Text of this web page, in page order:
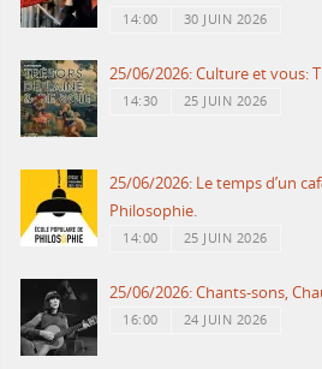
14:00 30 JUIN 2026
25/06/2026: Culture et vous:
14:30 25 JUIN 2026
25/06/2026: Le temps d’un
Philosophie.
14:00 25 JUIN 2026
25/06/2026: Chants-sons,
16:00 24 JUIN 2026